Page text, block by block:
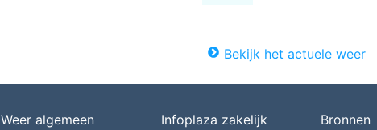
Bekijk het actuele weer
Weer algemeen
Infoplaza zakelijk
Bronnen